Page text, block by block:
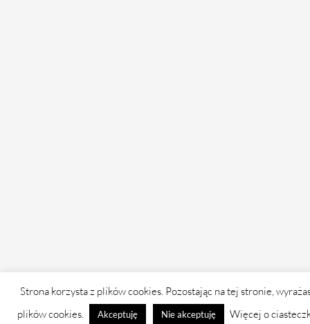
Strona korzysta z plików cookies. Pozostając na tej stronie,
plików cookies.
Akceptuję Nie akceptuję Więcej o